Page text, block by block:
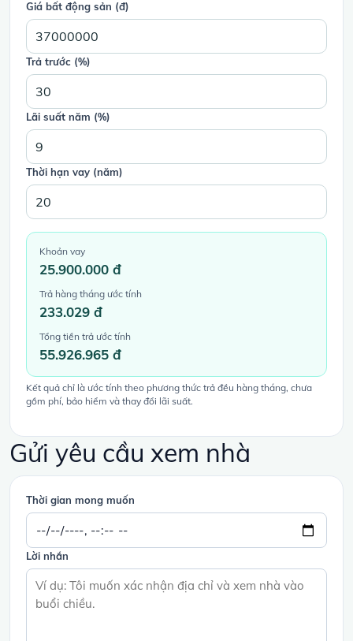
Giá bất động sản (đ)
Trả trước (%)
Lãi suất năm (%)
Thời hạn vay (năm)
Khoản vay
25.900.000 đ
Trả hàng tháng ước tính
233.029 đ
Tổng tiền trả ước tính
55.926.965 đ
Kết quả chỉ là ước tính theo phương thức trả đều hàng tháng, chưa
gồm phí, bảo hiểm và thay đổi lãi suất.
Gửi yêu cầu xem nhà
Thời gian mong muốn
Lời nhắn